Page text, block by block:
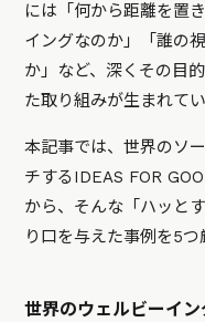
には「何から距離を置
イングなのか」「誰の
か」など、深くその目
た取り組みが生まれてい
本記事では、世界のソ
チするIDEAS FOR
から、そんな「ハッと
り口を与えた事例を5つ
世界のウェルビーイ